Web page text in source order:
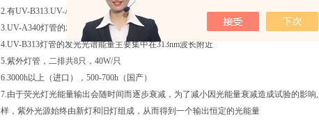
2.有UV-B313.UV-A340.光源供用户选择配置（任选一种）
3.UV-A340灯管的发光光谱能量主要集中在340nm波长附
4.UV-B313灯管的发光光谱能量主要集中在313nm波长附近
5.紫外灯管，二排共8只，40W/只
6.3000h以上（进口），500-700h（国产）
7.由于荧光灯光能量输出会随时间而逐步衰减，为了减小因光能量衰减造成试验的影
样，紫外光源始终由新灯和旧灯组成，从而得到一个输出恒定的光能量